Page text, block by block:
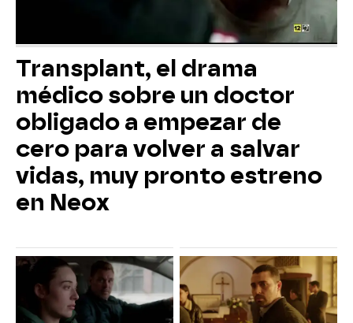
Transplant, el drama
médico sobre un doctor
obligado a empezar de
cero para volver a salvar
vidas, muy pronto estreno
en Neox